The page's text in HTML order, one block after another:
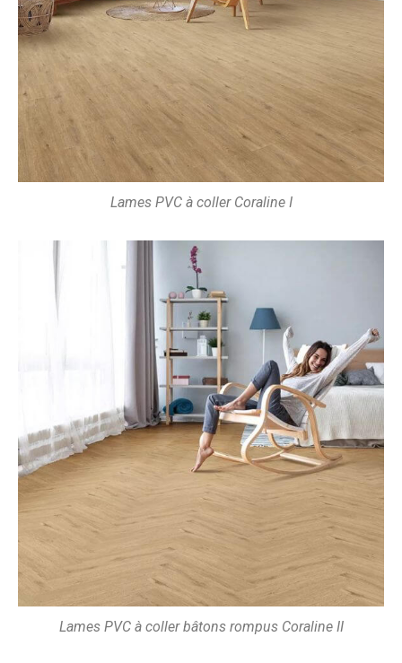
Lames PVC à coller Coraline I
Lames PVC à coller bâtons rompus Coraline II